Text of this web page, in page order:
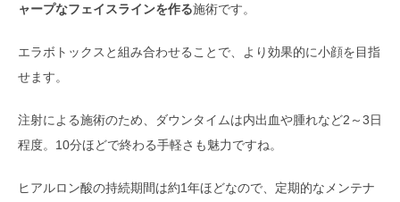
ャープなフェイスラインを作る施術です。
エラボトックスと組み合わせることで、より効果的に小顔を目指
せます。
注射による施術のため、ダウンタイムは内出血や腫れなど2～3日
程度。10分ほどで終わる手軽さも魅力ですね。
ヒアルロン酸の持続期間は約1年ほどなので、定期的なメンテナ